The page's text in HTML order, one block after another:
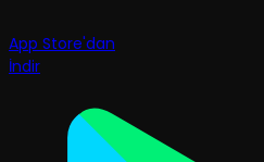
App Store'dan
İndir